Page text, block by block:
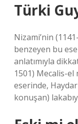
Türki
Nizami’nin
benzeyen bu
anlatımıyla
1501) Mecalis-el
eserinde,
konuşan)